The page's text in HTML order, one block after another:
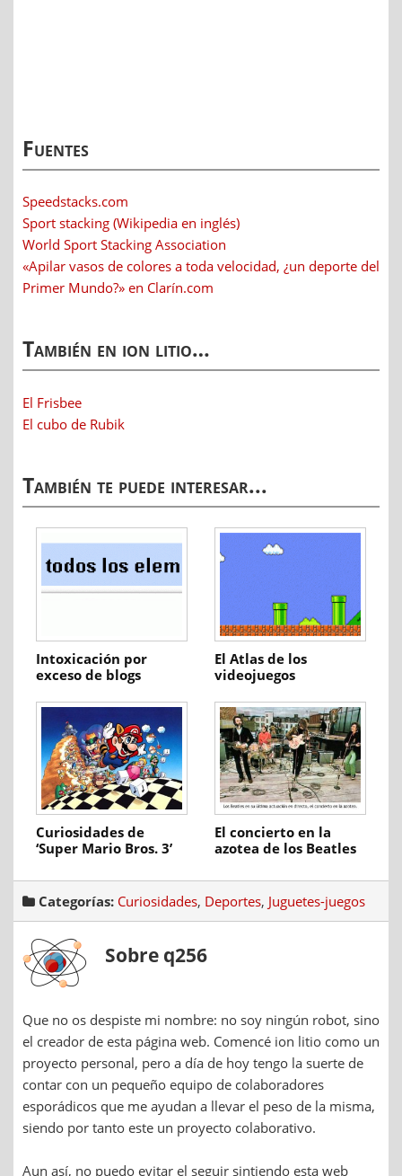
Fuentes
Speedstacks.com
Sport stacking (Wikipedia en inglés)
World Sport Stacking Association
«Apilar vasos de colores a toda velocidad, ¿un deporte del
Primer Mundo?» en Clarín.com
También en ion litio…
El Frisbee
El cubo de Rubik
También te puede interesar...
Intoxicación por
exceso de blogs
El Atlas de los
videojuegos
Curiosidades de
‘Super Mario Bros. 3’
El concierto en la
azotea de los Beatles
Categorías: Curiosidades, Deportes, Juguetes-juegos
Sobre q256
Que no os despiste mi nombre: no soy ningún robot, sino
el creador de esta página web. Comencé ion litio como un
proyecto personal, pero a día de hoy tengo la suerte de
contar con un pequeño equipo de colaboradores
esporádicos que me ayudan a llevar el peso de la misma,
siendo por tanto este un proyecto colaborativo.
Aun así, no puedo evitar el seguir sintiendo esta web